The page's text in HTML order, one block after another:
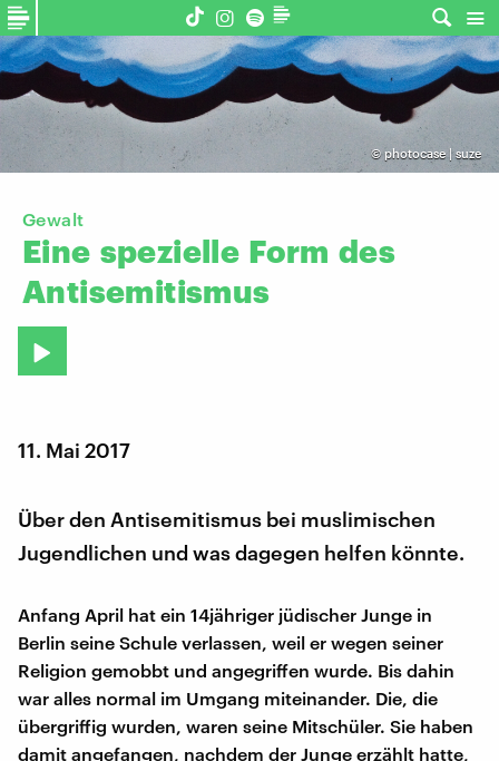
©photocase | suze
Gewalt
Eine spezielle Form des
Antisemitismus
11. Mai 2017
Über den Antisemitismus bei muslimischen
Jugendlichen und was dagegen helfen könnte.
Anfang April hat ein 14jähriger jüdischer Junge in
Berlin seine Schule verlassen, weil er wegen seiner
Religion gemobbt und angegriffen wurde. Bis dahin
war alles normal im Umgang miteinander. Die, die
übergriffig wurden, waren seine Mitschüler. Sie haben
damit angefangen, nachdem der Junge erzählt hatte,